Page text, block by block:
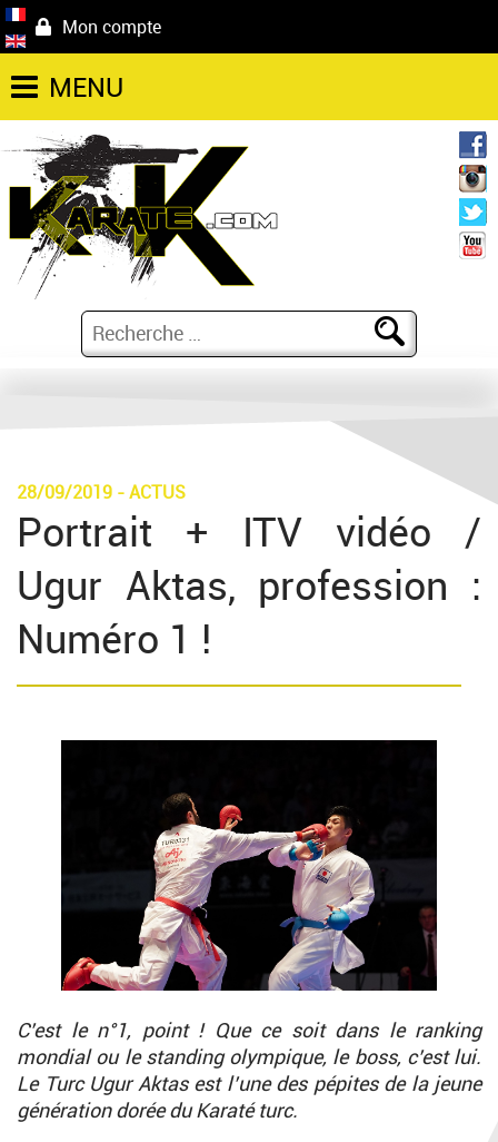
Mon compte
MENU
28/09/2019 -ACTUS
Portrait + ITV vidéo /
Ugur Aktas, profession :
Numéro 1 !
C’est le n°1, point ! Que ce soit dans le ranking
mondial ou le standing olympique, le boss, c’est lui.
Le Turc Ugur Aktas est l’une des pépites de la jeune
génération dorée du Karaté turc.